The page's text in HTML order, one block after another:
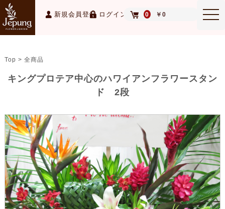
0 ￥0
新規会員登録 ログイン
Top > 全商品
キングプロテア中心のハワイアンフラワースタン
ド 2段